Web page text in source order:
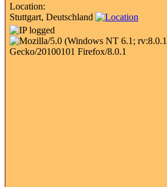
Location:
Stuttgart, Deutschland